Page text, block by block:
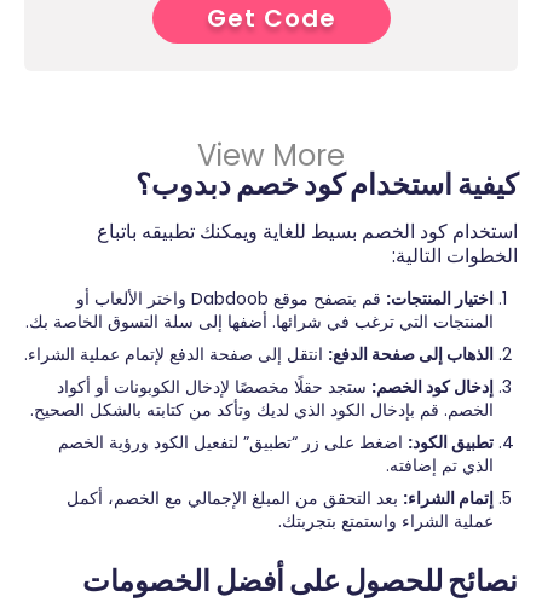
4****
Get Code
View More
كيفية استخدام كود خصم دبدوب؟
استخدام كود الخصم بسيط للغاية ويمكنك تطبيقه باتباع
الخطوات التالية:
اختيار المنتجات:
قم بتصفح موقع Dabdoob واختر الألعاب أو
المنتجات التي ترغب في شرائها. أضفها إلى سلة التسوق الخاصة بك.
الذهاب إلى صفحة الدفع: انتقل إلى صفحة الدفع لإتمام عملية الشراء.
إدخال كود الخصم: ستجد حقلًا مخصصًا لإدخال الكوبونات أو أكواد
الخصم. قم بإدخال الكود الذي لديك وتأكد من كتابته بالشكل الصحيح.
تطبيق الكود: اضغط على زر “تطبيق” لتفعيل الكود ورؤية الخصم
الذي تم إضافته.
إتمام الشراء: بعد التحقق من المبلغ الإجمالي مع الخصم، أكمل
عملية الشراء واستمتع بتجربتك.
نصائح للحصول على أفضل الخصومات